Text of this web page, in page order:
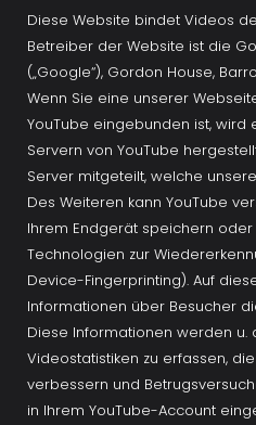
Diese Website bindet Videos
Betreiber der Website ist die
(„Google“), Gordon House,
Wenn Sie eine unserer
YouTube eingebunden ist, wird
Servern von YouTube
Server mitgeteilt, welche
Des Weiteren kann YouTube
Ihrem Endgerät speichern
Technologien zur
Device-Fingerprinting). Auf
Informationen über Besucher
Diese Informationen werden u.
Videostatistiken zu erfassen,
verbessern und
in Ihrem YouTube-Account